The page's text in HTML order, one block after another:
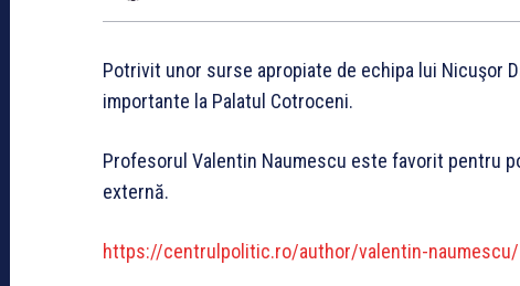
Potrivit unor surse apropiate de echipa lui Nicuşor
importante la Palatul Cotroceni.
Profesorul Valentin Naumescu este favorit pentru
externă.
https://centrulpolitic.ro/author/valentin-naumescu/